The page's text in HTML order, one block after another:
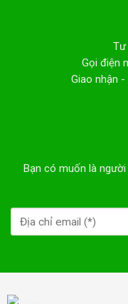
Tư
Gọi điện
Giao nhận -
Bạn có muốn là